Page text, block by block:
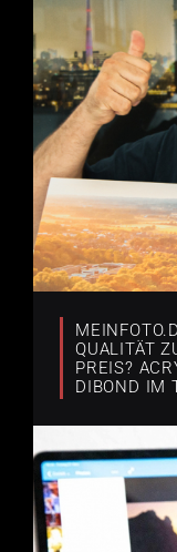
QUALITÄT
PREIS?
DIBOND IM